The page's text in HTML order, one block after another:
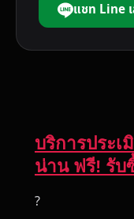
แชท Line
บริการประเ
น่าน ฟรี! รับ
?